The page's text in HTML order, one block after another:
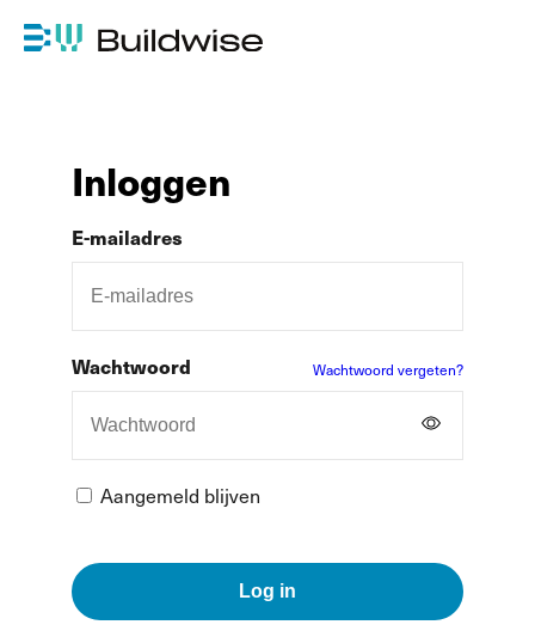
Inloggen
E-mailadres
Wachtwoord Wachtwoord vergeten?
Aangemeld blijven
Log in